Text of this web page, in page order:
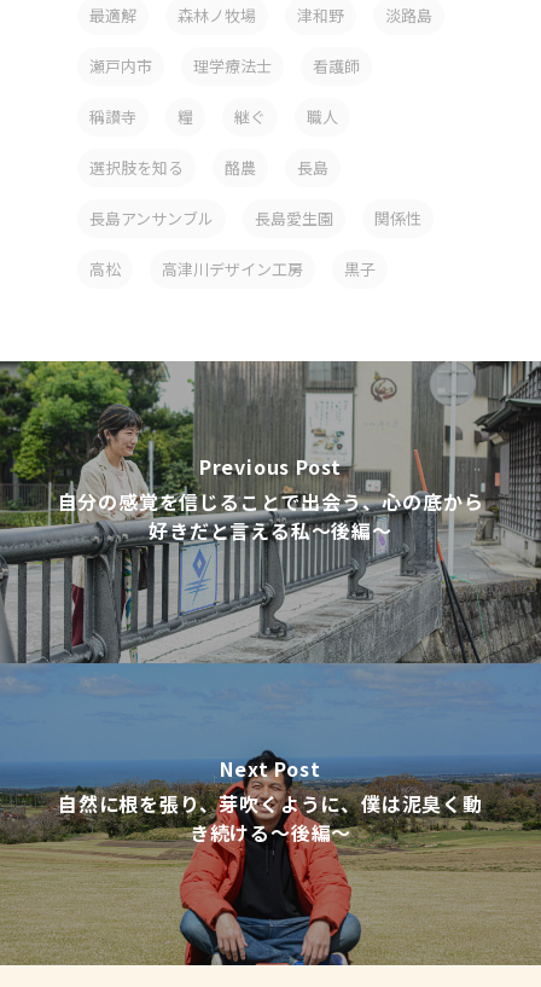
最適解 森林ノ牧場 津和野 淡路島
瀬戸内市 理学療法士 看護師
稱讃寺 糧 継ぐ 職人
選択肢を知る 酪農 長島
長島アンサンブル 長島愛生園 関係性
高松 高津川デザイン工房 黒子
Previous Post
自分の感覚を信じることで出会う、心の底から
好きだと言える私〜後編〜
Next Post
自然に根を張り、芽吹くように、僕は泥臭く動
き続ける〜後編〜